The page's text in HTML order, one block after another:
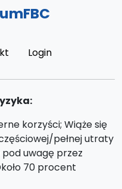
Login
korzyści; Wiąże się
pełnej utraty
uwagę przez
70 procent